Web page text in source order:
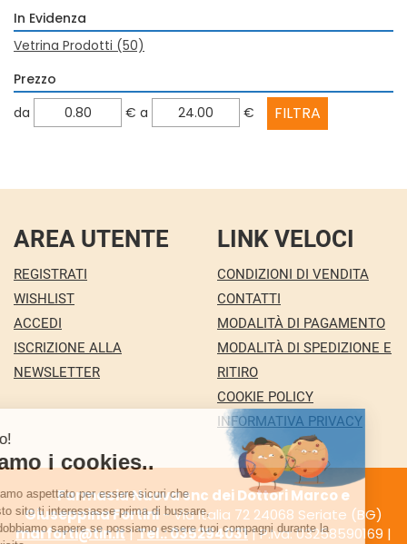
In Evidenza
Vetrina Prodotti (50)
Prezzo
filtra
da € filtra
a €
AREA UTENTE
REGISTRATI
WISHLIST
ACCEDI
ISCRIZIONE ALLA
NEWSLETTER
LINK VELOCI
CONDIZIONI DI VENDITA
CONTATTI
MODALITÀ DI PAGAMENTO
MODALITÀ DI SPEDIZIONE E
RITIRO
COOKIE POLICY
INFORMATIVA PRIVACY
Farmacia Nuova snc dei Dottori Marco e
Giuseppina Fortini- Via Italia 72 24068 Seriate (BG)
marforti@tin.it|Tel.: 035294031| P.Iva: 03258590169 |